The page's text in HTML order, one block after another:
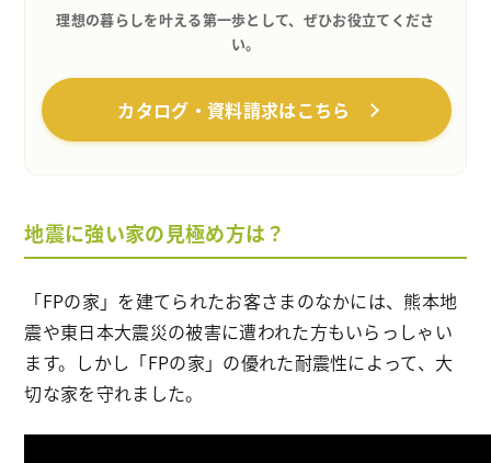
理想の暮らしを叶える第一歩として、ぜひお役立てくださ
い。
カタログ・資料請求はこちら
地震に強い家の見極め方は？
「FPの家」を建てられたお客さまのなかには、熊本地
震や東日本大震災の被害に遭われた方もいらっしゃい
ます。しかし「FPの家」の優れた耐震性によって、大
切な家を守れました。